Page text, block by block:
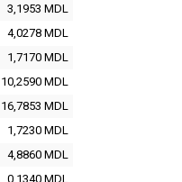
3,1953 MDL
4,0278 MDL
1,7170 MDL
10,2590 MDL
16,7853 MDL
1,7230 MDL
4,8860 MDL
0,1340 MDL